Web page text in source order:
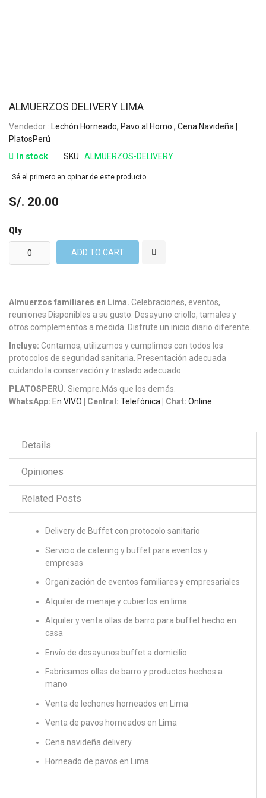
ALMUERZOS DELIVERY LIMA
Vendedor : Lechón Horneado, Pavo al Horno , Cena Navideña |
PlatosPerú
In stock
SKU ALMUERZOS-DELIVERY
Sé el primero en opinar de este producto
S/. 20.00
Qty
ADD TO CART
Almuerzos familiares en Lima. Celebraciones, eventos,
reuniones Disponibles a su gusto. Desayuno criollo, tamales y
otros complementos a medida. Disfrute un inicio diario diferente.
Incluye: Contamos, utilizamos y cumplimos con todos los
protocolos de seguridad sanitaria. Presentación adecuada
cuidando la conservación y traslado adecuado.
PLATOSPERÚ. Siempre.Más que los demás.
WhatsApp: En VIVO | Central: Telefónica | Chat: Online
Details
Opiniones
Related Posts
Delivery de Buffet con protocolo sanitario
Servicio de catering y buffet para eventos y
empresas
Organización de eventos familiares y empresariales
Alquiler de menaje y cubiertos en lima
Alquiler y venta ollas de barro para buffet hecho en
casa
Envío de desayunos buffet a domicilio
Fabricamos ollas de barro y productos hechos a
mano
Venta de lechones horneados en Lima
Venta de pavos horneados en Lima
Cena navideña delivery
Horneado de pavos en Lima